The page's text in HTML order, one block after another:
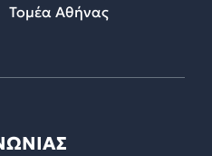
Τομέα Αθήνας